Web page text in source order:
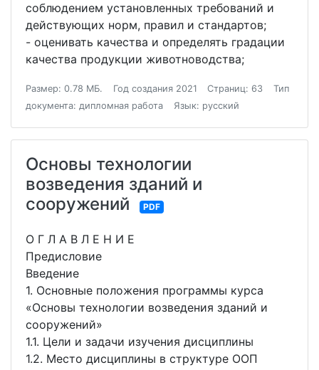
соблюдением установленных требований и
действующих норм, правил и стандартов;
- оценивать качества и определять градации
качества продукции животноводства;
Размер: 0.78 МБ. Год создания 2021 Страниц: 63
Тип
документа: дипломная работа
Язык: русский
Основы технологии
возведения зданий и
сооружений
PDF
О Г Л А В Л Е Н И Е
Предисловие
Введение
1. Основные положения программы курса
«Основы технологии возведения зданий и
сооружений»
1.1. Цели и задачи изучения дисциплины
1.2. Место дисциплины в структуре ООП